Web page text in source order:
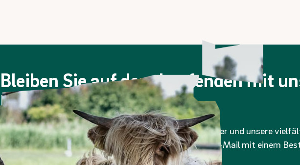
Bleiben Sie auf dem Laufenden mit
Newsletter!
Viermal im Jahr berichten wir über die Berliner Stadtgüter und unsere
Nachdem Sie sich angemeldet haben, erhalten Sie eine E-Mail mit einem
Bitte prüfen Sie ggf. auch Ihren Spam-Ordner.